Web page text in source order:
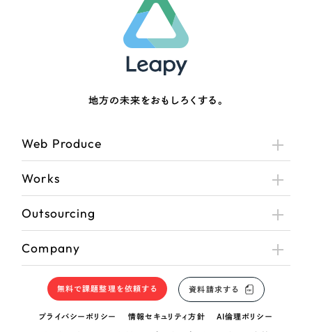
地方の未来をおもしろくする。
Web Produce
Works
Outsourcing
Company
無料で課題整理を依頼する 資料請求する
プライバシーポリシー 情報セキュリティ方針 AI倫理ポリシー